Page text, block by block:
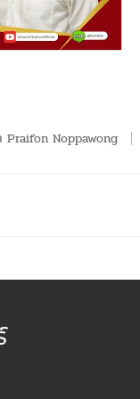
Praifon Noppawong